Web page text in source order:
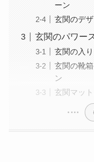
ーン
玄関のデ
玄関のパワー
玄関の入
玄関の靴
ン
玄関マッ